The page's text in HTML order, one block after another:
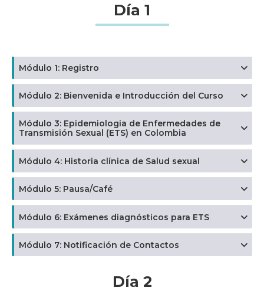
Día 1
Módulo 1: Registro
Módulo 2: Bienvenida e Introducción del Curso
Módulo 3: Epidemiologia de Enfermedades de
Transmisión Sexual (ETS) en Colombia
Módulo 4: Historia clínica de Salud sexual
Módulo 5: Pausa/Café
Módulo 6: Exámenes diagnósticos para ETS
Módulo 7: Notificación de Contactos
Día 2